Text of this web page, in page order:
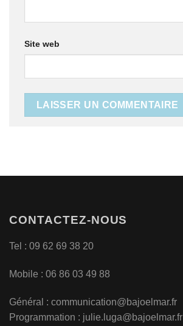
Site web
CONTACTEZ-NOUS
Tel : 09 62 69 38 20
Mobile : 06 86 03 49 88
Général : communication@bajoelmar.fr
Programmation : julie.luga@bajoelmar.fr